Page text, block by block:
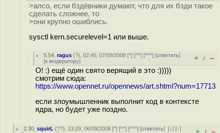
>алсо, если бздёвники думают, что для их бзди такое
сделать сложнее, то
>они крупно ошиблись.
sysctl kern.securelevel=1 или выше.
5.54 ,ragus (?), 02:45, 07/09/2008 [^] [^^] [^^^] [ответить]
[к модератору] + / –
О! :) ещё один свято верящий в это :)))))
смотрим сюда:
https://www.opennet.ru/opennews/art.shtml?num=17713
если злоумышленник выполнит код в контексте
ядра, но будет уже поздно.
2.30 ,squirL (??), 13:29, 06/09/2008 [^] [^^] [^^^] [ответить][↓] [↑]
+ –